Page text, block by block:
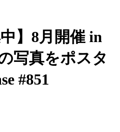
】8月開催 in
写真をポスタ
#851